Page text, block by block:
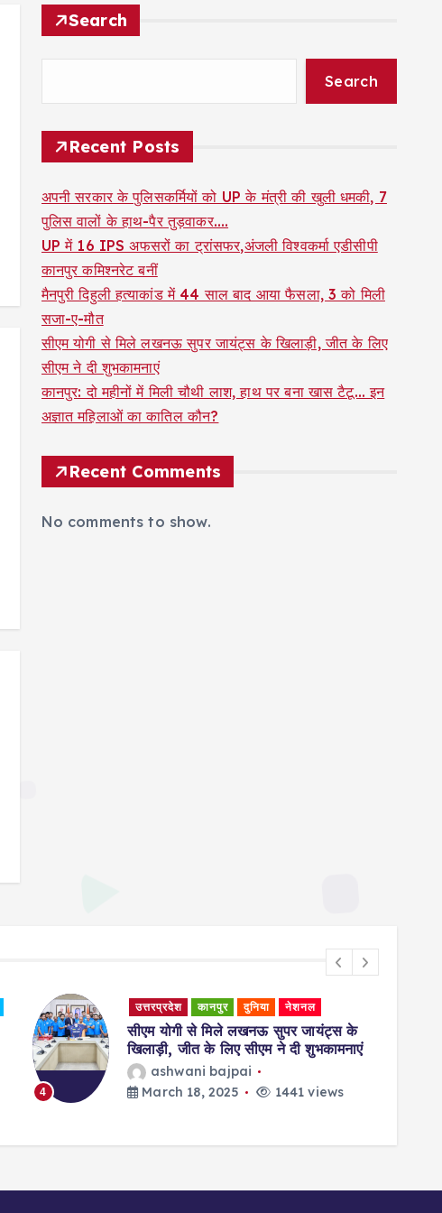
Search
Search
Recent Posts
अपनी सरकार के पुलिसकर्मियों को UP के मंत्री की खुली धमकी, 7
पुलिस वालों के हाथ-पैर तुड़वाकर….
UP में 16 IPS अफसरों का ट्रांसफर,अंजली विश्वकर्मा एडीसीपी
कानपुर कमिश्नरेट बनीं
मैनपुरी दिहुली हत्याकांड में 44 साल बाद आया फैसला, 3 को मिली
सजा-ए-मौत
सीएम योगी से मिले लखनऊ सुपर जायंट्स के खिलाड़ी, जीत के लिए
सीएम ने दी शुभकामनाएं
कानपुर: दो महीनों में मिली चौथी लाश, हाथ पर बना खास टैटू… इन
अज्ञात महिलाओं का कातिल कौन?
Recent Comments
No comments to show.
4
उत्तरप्रदेश कानपुर दुनिया नेशनल
सीएम योगी से मिले लखनऊ सुपर जायंट्स के
खिलाड़ी, जीत के लिए सीएम ने दी शुभकामनाएं
ashwani bajpai
March 18, 2025
1441 views